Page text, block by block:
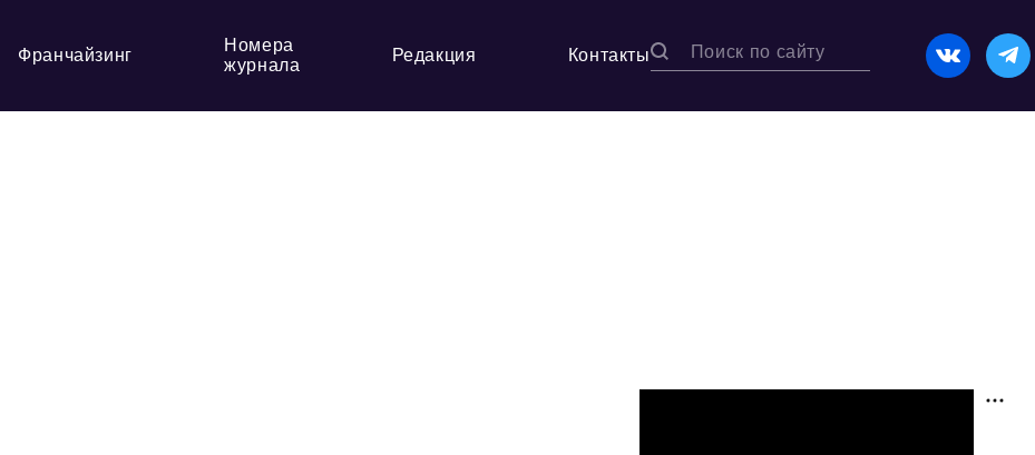
Франчайзинг
Номера
журнала
Редакция Контакты